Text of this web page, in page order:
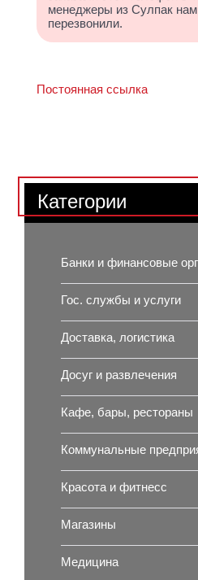
менеджеры из Сулпак нам
перезвонили.
Постоянная ссылка
Категории
Банки и финансовые
Гос. службы и услуги
Доставка, логистика
Досуг и развлечения
Кафе, бары, рестораны
Коммунальные
Красота и фитнесс
Магазины
Медицина